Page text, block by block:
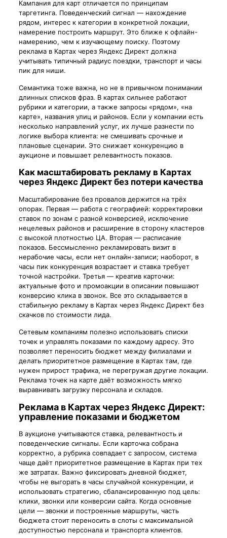
Кампания для карт отличается по принципам
таргетинга. Поведенческий сигнал — нахождение
рядом, интерес к категории в конкретной локации,
намерение построить маршрут. Это ближе к офлайн-
намерению, чем к изучающему поиску. Поэтому
реклама в Картах через Яндекс Директ должна
учитывать типичный радиус поездки, транспорт и часы
пик для ниши.
Семантика тоже важна, но не в привычном понимании
длинных списков фраз. В картах сильнее работают
рубрики и категории, а также запросы «рядом», «на
карте», названия улиц и районов. Если у компании есть
несколько направлений услуг, их лучше разнести по
логике выбора клиента: не смешивать срочные и
плановые сценарии. Это снижает конкуренцию в
аукционе и повышает релевантность показов.
Как масштабировать рекламу в Картах
через Яндекс Директ без потери качества
Масштабирование без провалов держится на трёх
опорах. Первая — работа с географией: корректировки
ставок по зонам с разной конверсией, исключение
нецелевых районов и расширение в сторону кластеров
с высокой плотностью ЦА. Вторая — расписание
показов. Бессмысленно рекламировать визит в
нерабочие часы, если нет онлайн-записи; наоборот, в
часы пик конкуренция возрастает и ставка требует
точной настройки. Третья — креатив карточки:
актуальные фото и промоакции в описании повышают
конверсию клика в звонок. Все это складывается в
стабильную рекламу в Картах через Яндекс Директ без
скачков по стоимости лида.
Сетевым компаниям полезно использовать списки
точек и управлять показами по каждому адресу. Это
позволяет переносить бюджет между филиалами и
делать приоритетное размещение в Картах там, где
нужен прирост трафика, не перегружая другие локации.
Реклама точек на карте даёт возможность мягко
выравнивать загрузку персонала и складов.
Реклама в Картах через Яндекс Директ:
управление показами и бюджетом
В аукционе учитываются ставка, релевантность и
поведенческие сигналы. Если карточка собрана
корректно, а рубрика совпадает с запросом, система
чаще даёт приоритетное размещение в Картах при тех
же затратах. Важно фиксировать дневной бюджет,
чтобы не выгорать в часы случайной конкуренции, и
использовать стратегию, сбалансированную под цель:
клики, звонки или конверсии сайта. Когда основные
цели — звонки и построенные маршруты, часть
бюджета стоит переносить в слоты с максимальной
доступностью персонала и транспорта клиентов.